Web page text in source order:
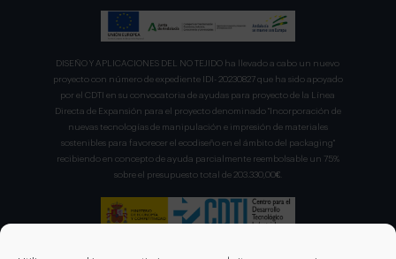
DISEÑO Y APLICACIONES DEL NO TEJIDO ha llevado a cabo un nuevo
proyecto con número de expediente IDI- 20230827 que ha sido apoyado
por el CDTI en su convocatoria de ayudas para proyecto de la Línea
Directa de Expansión para el proyecto denominado "Incorporación de
nuevas tecnologías de manipulación e impresión de materiales
sostenibles para favorecer el ecodiseño en el ámbito del packaging"
recibiendo en concepto de ayuda parcialmente reembolsable un 75%
sobre el presupuesto total de 203.330,00€.